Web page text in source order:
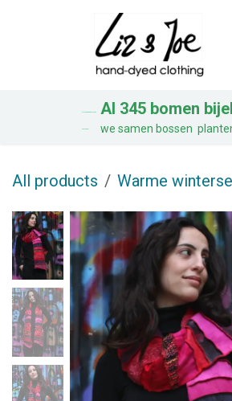
Overslaan naar inhoud
Al 345 bomen
we samen bossen
All products Warme